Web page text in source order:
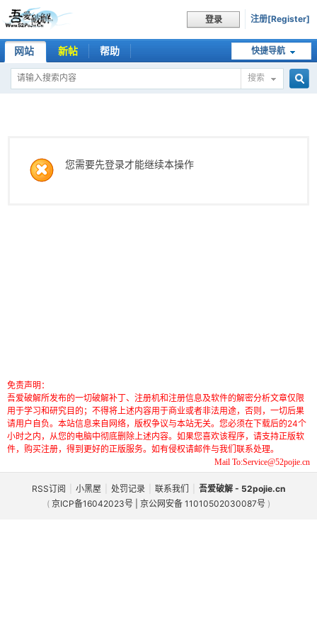
登录 注册[Register]
快捷导航
网站 新帖 帮助
搜索
您需要先登录才能继续本操作
免责声明：
吾爱破解所发布的一切破解补丁、注册机和注册信息及软件的解密分析文章仅限
用于学习和研究目的；不得将上述内容用于商业或者非法用途，否则，一切后果
请用户自负。本站信息来自网络，版权争议与本站无关。您必须在下载后的24个
小时之内，从您的电脑中彻底删除上述内容。如果您喜欢该程序，请支持正版软
件，购买注册，得到更好的正版服务。如有侵权请邮件与我们联系处理。
Mail To:Service@52pojie.cn
RSS订阅 小黑屋 处罚记录 联系我们
吾爱破解 - 52pojie.cn
( 京ICP备16042023号 | 京公网安备 11010502030087号 )